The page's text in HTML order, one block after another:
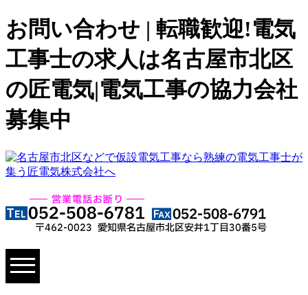
お問い合わせ | 転職歓迎!電気
工事士の求人は名古屋市北区
の匠電気|電気工事の協力会社
募集中